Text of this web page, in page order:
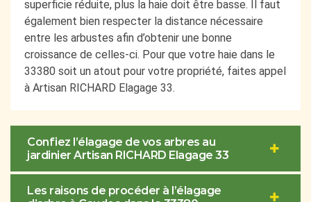
superficie réduite, plus la haie doit être basse. Il faut
également bien respecter la distance nécessaire
entre les arbustes afin d’obtenir une bonne
croissance de celles-ci. Pour que votre haie dans le
33380 soit un atout pour votre propriété, faites appel
à Artisan RICHARD Elagage 33.
Confiez l’élagage de vos arbres au
jardinier Artisan RICHARD Elagage 33
Les raisons de procéder à l’élagage